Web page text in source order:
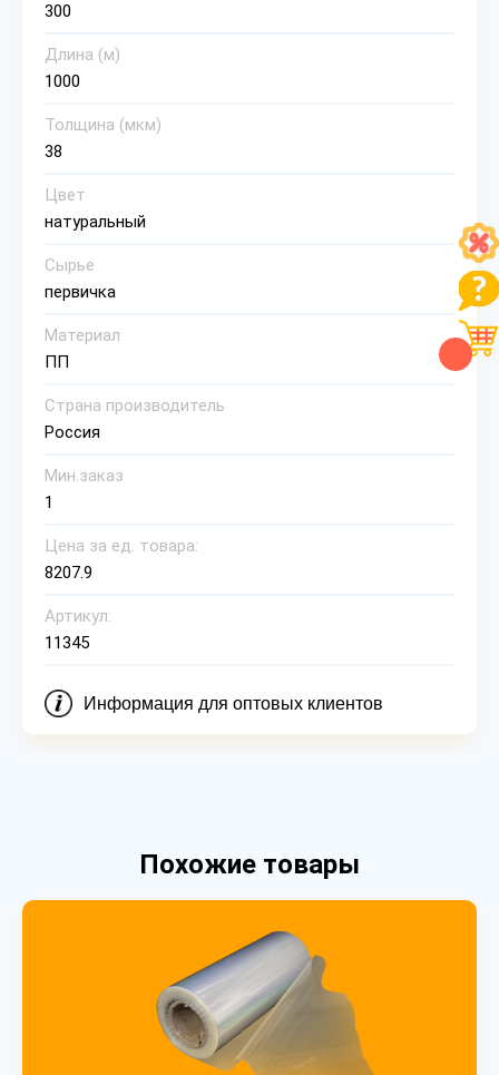
300
Длина (м)
1000
Толщина (мкм)
38
Цвет
натуральный
Сырье
первичка
Материал
ПП
Страна производитель
Россия
Мин.заказ
1
Цена за ед. товара:
8207.9
Артикул:
11345
Информация для оптовых клиентов
Похожие товары